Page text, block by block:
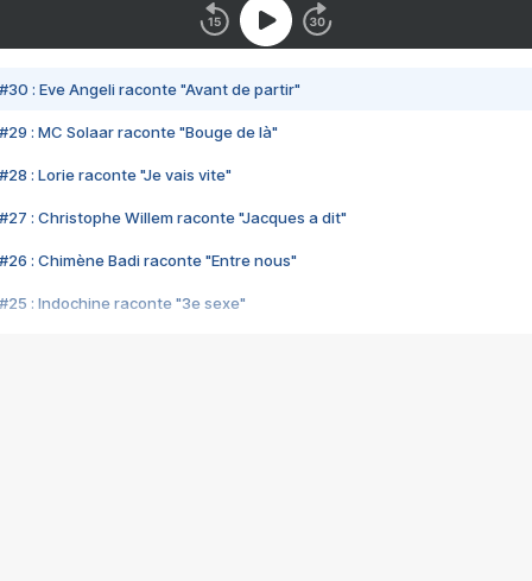
#30 : Eve Angeli raconte "Avant de partir"
#29 : MC Solaar raconte "Bouge de là"
#28 : Lorie raconte "Je vais vite"
#27 : Christophe Willem raconte "Jacques a dit"
#26 : Chimène Badi raconte "Entre nous"
#25 : Indochine raconte "3e sexe"